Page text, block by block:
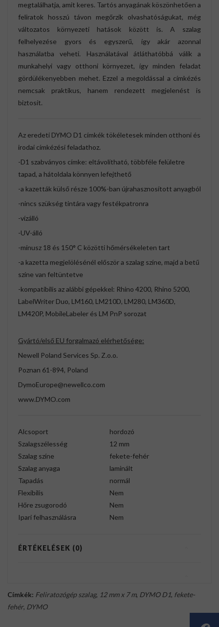
megtalálhatja, amit keres. Tartós anyagának köszönhetően a
feliratok hosszú távon megőrzik olvashatóságukat, még
változatos környezeti hatások között is. A szalag
felhelyezése gyors és egyszerű, így akár azonnal
használatba veheti. Használatával átláthatóbbá válik a
munkahelyi vagy otthoni környezet, így minden feladat
gördülékenyebben mehet. Ezzel a megoldással a címkézés
nemcsak praktikus, hanem rendezett megjelenést is
biztosít.
Az eredeti DYMO D1 címkék tökéletesek minden otthoni és
irodai címkézési feladathoz.
-D1 szabványos címke: eltávolítható, többféle felületre
tapad, a hátoldala könnyen lefejthető
-a kazetták külső része 100%-ban újrahasznosított anyagból
-nincs szükség tintára vagy festékpatronra
-vízálló
-UV-álló
-mínusz 18 és 150° C közötti hőmérsékeleten tart
-a kazetta megjelölésénél először a szalag színe, majd a betű
színe van feltüntetve
-kompatibilis az alábbi gépekkel: Rhino 4200, Rhino 5200,
LabelWriter Duo, LM160, LM210D, LM280, LM360D,
LM420P, MobileLabeler és LM PnP sorozat
Gyártó/első EU forgalmazó elérhetősége:
Newell Poland Services Sp. Z.o.o.
Poznan 61-894, Poland
DymoEurope@newellco.com
www.DYMO.com
Alcsoport
hordozó
Szalagszélesség
12 mm
Szalag színe
fekete-fehér
Szalag anyaga
laminált
Tapadás
normál
Flexibilis
Nem
Hőre zsugorodó
Nem
Ipari felhasználásra
Nem
ÉRTÉKELÉSEK (0)
Címkék: Feliratozógép szalag, 12 mm x 7 m, DYMO D1, fekete-
fehér, DYMO